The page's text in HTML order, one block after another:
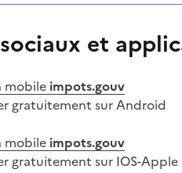
et
mobile impots.gouv
gratuitement sur Android
mobile impots.gouv
gratuitement sur IOS-Apple